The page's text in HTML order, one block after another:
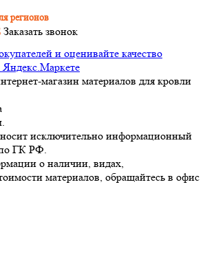
регионов
Заказать звонок
магазин материалов для кровли
исключительно информационный
по ГК РФ.
о наличии, видах,
материалов, обращайтесь в офис